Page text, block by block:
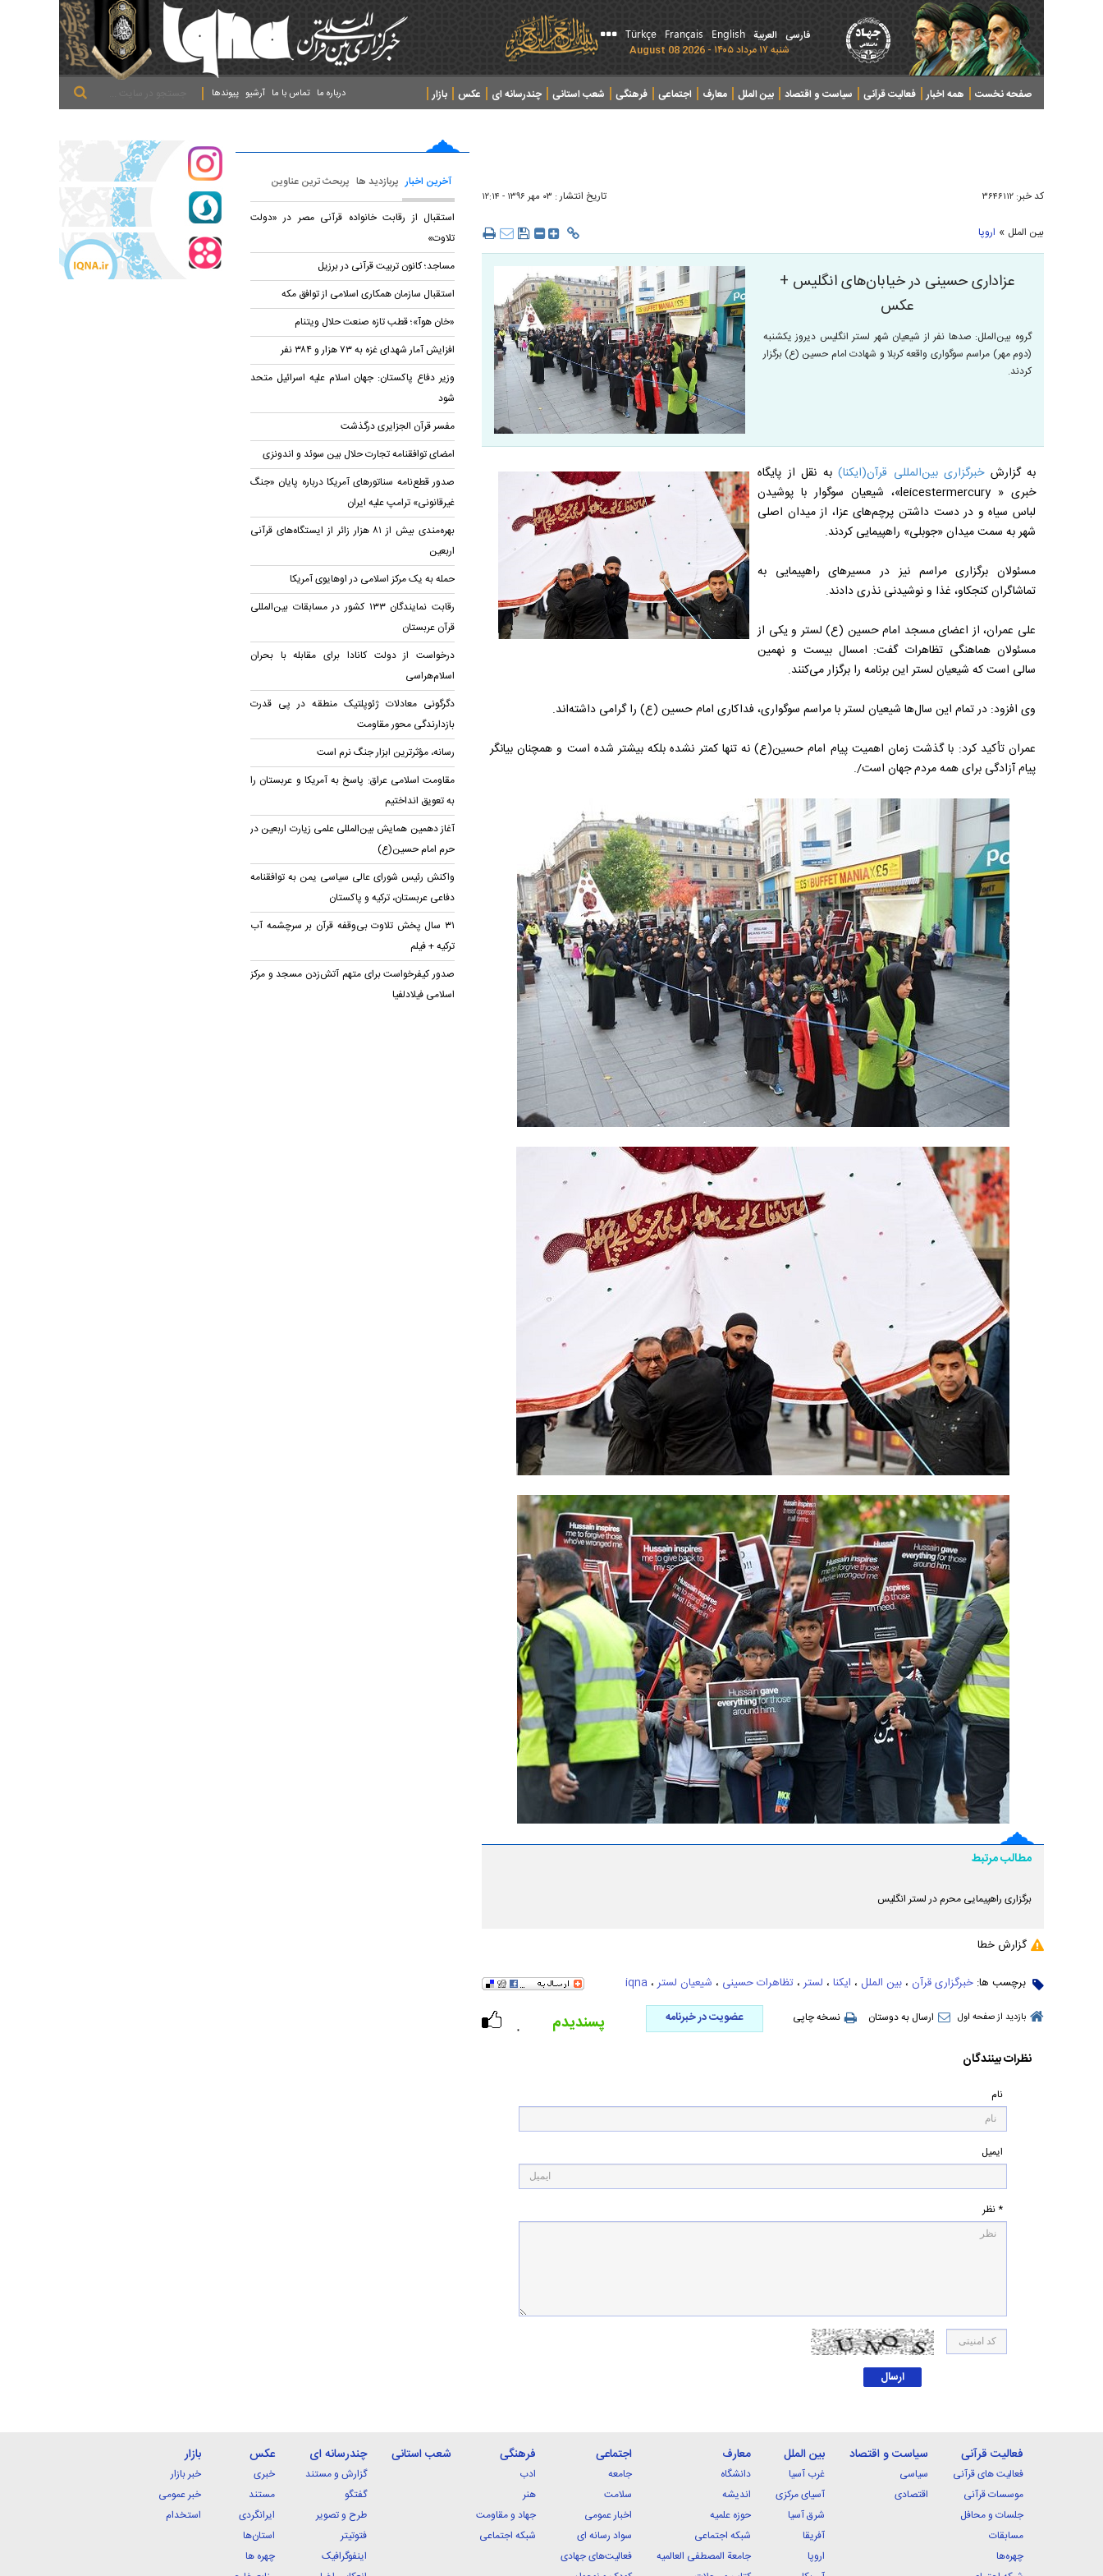
فارسی العربیة English
Français
Türkçe
شنبه ۱۷ مرداد ۱۴۰۵ - 2026 August 08
صفحه نخست همه اخبار فعالیت قرآنی سیاست و اقتصاد بین الملل معارف اجتماعی فرهنگی شعب استانی چندرسانه ای عکس
بازار
پیوندها آرشیو تماس با ما درباره ما
کد خبر: ۳۶۴۶۱۱۲ تاریخ انتشار : ۰۳ مهر ۱۳۹۶ - ۱۲:۱۴
بین الملل » اروپا
عزاداری حسینی در خیابان‌های انگلیس +
عکس
گروه بین‌الملل: صدها نفر از شیعیان شهر لستر انگلیس دیروز یکشنبه
(دوم مهر) مراسم سوگواری واقعه کربلا و شهادت امام‌ حسین (ع) برگزار
کردند.
به گزارشخبرگزاری بین‌المللی قرآن(ایکنا) به نقل از پایگاه
خبری « leicestermercury»، شیعیان سوگوار با پوشیدن
لباس سیاه و در دست داشتن پرچم‌های عزا، از میدان اصلی
شهر به سمت میدان «جوبلی» راهپیمایی کردند.
مسئولان برگزاری مراسم نیز در مسیرهای راهپیمایی به
تماشاگران کنجکاو، غذا و نوشیدنی نذری دادند.
علی عمران، از اعضای مسجد امام حسین (ع) لستر و یکی از
مسئولان هماهنگی تظاهرات گفت: امسال بیست‌ و نهمین
سالی است که شیعیان لستر این برنامه را برگزار می‌کنند.
وی افزود: در تمام این سال‌ها شیعیان لستر با مراسم سوگواری، فداکاری امام حسین (ع) را گرامی داشته‌اند.
عمران تأکید کرد: با گذشت زمان اهمیت پیام امام حسین(ع) نه تنها کمتر نشده بلکه بیشتر شده است و همچنان بیانگر
پیام آزادگی برای همه مردم جهان است/.
مطالب مرتبط
برگزاری راهپیمایی محرم در لستر انگلیس
گزارش خطا
برچسب ها: خبرگزاری قرآن ، بین الملل ، ایکنا ، لستر ، تظاهرات حسینی ، شیعیان لستر ، iqna
بازدید از صفحه اول ارسال به دوستان نسخه چاپی عضویت در خبرنامه
۰ پسندیدم
نظرات بینندگان
نام
ایمیل
* نظر
آخرین اخبار پربازدید ها پربحث ترین عناوین
استقبال از رقابت خانواده قرآنی مصر در «دولت
تلاوت»
مساجد؛ کانون تربیت قرآنی در برزیل
استقبال سازمان همکاری اسلامی از توافق مکه
«خان هوآ»؛ قطب تازه صنعت حلال ویتنام
افزایش آمار شهدای غزه به ۷۳ هزار و ۳۸۴ نفر
وزیر دفاع پاکستان: جهان اسلام علیه اسرائیل متحد
شود
مفسر قرآن الجزایری درگذشت
امضای توافقنامه تجارت حلال بین سوئد و اندونزی
صدور قطع‌نامه سناتورهای آمریکا درباره پایان «جنگ
غیرقانونی» ترامپ علیه ایران
بهره‌مندی بیش از ۸۱ هزار زائر از ایستگاه‌های قرآنی
اربعین
حمله به یک مرکز اسلامی در اوهایوی آمریکا
رقابت نمایندگان ۱۳۳ کشور در مسابقات بین‌المللی
قرآن عربستان
درخواست از دولت کانادا برای مقابله با بحران
اسلام‌هراسی
دگرگونی معادلات ژئوپلتیک منطقه در پی قدرت
بازدارندگی محور مقاومت
رسانه، مؤثرترین ابزار جنگ نرم است
مقاومت اسلامی عراق: پاسخ به آمریکا و عربستان را
به تعویق انداختیم
آغاز دهمین همایش بین‌المللی علمی زیارت اربعین در
حرم امام حسین(ع)
واکنش رئیس شورای عالی سیاسی یمن به توافقنامه
دفاعی عربستان، ترکیه و پاکستان
۳۱ سال پخش تلاوت بی‌وقفه قرآن بر سرچشمه آب
ترکیه + فیلم
صدور کیفرخواست برای متهم آتش‌زدن مسجد و مرکز
اسلامی فیلادلفیا
فعالیت قرآنی
فعالیت های قرآنی
موسسات قرآنی
جلسات و محافل
مسابقات
چهره‌ها
سیاست و اقتصاد
سیاسی
اقتصادی
بین الملل
غرب آسیا
آسیای مرکزی
شرق آسیا
آفریقا
اروپا
معارف
دانشگاه
اندیشه
حوزه علمیه
شبکه اجتماعی
جامعة المصطفی العالمیه
اجتماعی
جامعه
سلامت
اخبار عمومی
سواد رسانه ای
فعالیت‌های جهادی
فرهنگی
ادب
هنر
جهاد و مقاومت
شبکه اجتماعی
شعب استانی چندرسانه ای
گزارش و مستند
گفتگو
طرح و تصویر
فتوتیتر
اینفوگرافیک
عکس
خبری
مستند
ایرانگردی
استان‌ها
چهره ها
بازار
خبر بازار
خبر عمومی
استخدام